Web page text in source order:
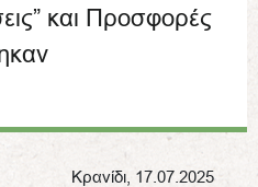
και Προσφορές
Κρανίδι, 17.07.2025